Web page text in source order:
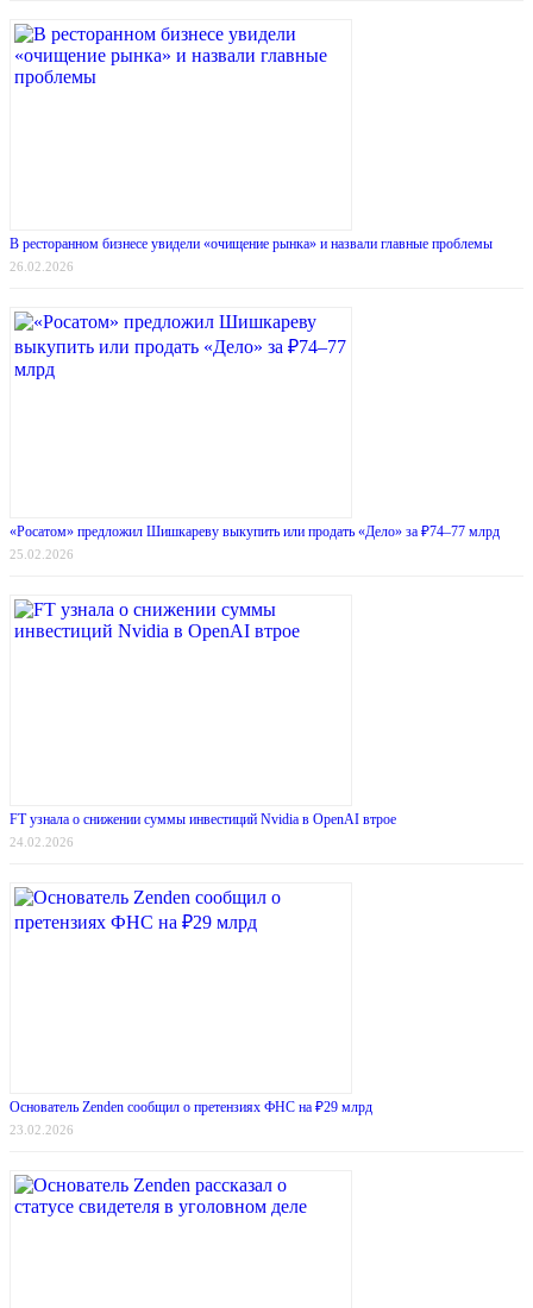
В ресторанном бизнесе увидели «очищение рынка» и назвали главные проблемы
26.02.2026
«Росатом» предложил Шишкареву выкупить или продать «Дело» за ₽74–77 млрд
25.02.2026
FT узнала о снижении суммы инвестиций Nvidia в OpenAI втрое
24.02.2026
Основатель Zenden сообщил о претензиях ФНС на ₽29 млрд
23.02.2026